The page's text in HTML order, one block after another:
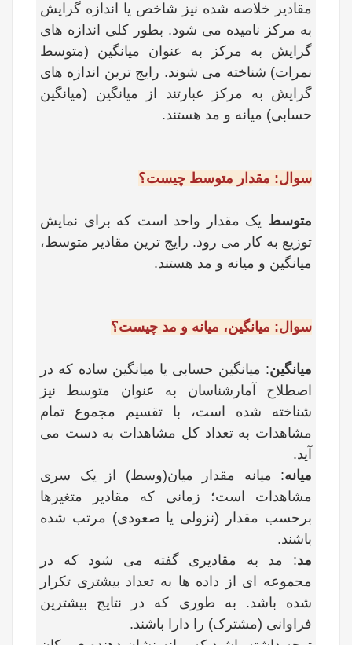
مقادیر خلاصه شده نیز شاخص یا اندازه گرایش
به مرکز نامیده می­ شود. بطور کلی اندازه­ های
گرایش به مرکز به عنوان میانگین (متوسط
نمرات) شناخته می شوند. رایج ترین اندازه های
گرایش به مرکز عبارتند از میانگین (میانگین
حسابی) میانه و مد هستند.
سوال: مقدار متوسط چیست؟
متوسط یک مقدار واحد است که برای نمایش
توزیع به کار می رود. رایج ترین مقادیر متوسط،
میانگین و میانه و مد هستند.
سوال: میانگین، میانه و مد چیست؟
میانگین: میانگین حسابی یا میانگین ساده که در
اصطلاح آمارشناسان به عنوان متوسط نیز
شناخته شده است، با تقسیم مجموع تمام
مشاهدات به تعداد کل مشاهدات به دست می
آید.
میانه: میانه مقدار میان(وسط) از یک سری
مشاهدات است؛ زمانی که مقادیر متغیرها
برحسب مقدار (نزولی یا صعودی) مرتب شده
باشند.
مد: مد به مقادیری گفته می شود که در
مجموعه ای از داده ها به تعداد بیشتری تکرار
شده باشد. به طوری که در نتایج بیشترین
فراوانی (مشترک) را دارا باشند.